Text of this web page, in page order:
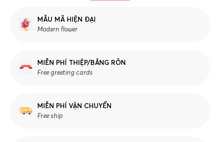
MẪU MÃ HIỆN ĐẠI
Modern flower
MIỄN PHÍ THIỆP/BĂNG RÔN
Free greeting cards
MIỄN PHÍ VẬN CHUYỂN
Free ship